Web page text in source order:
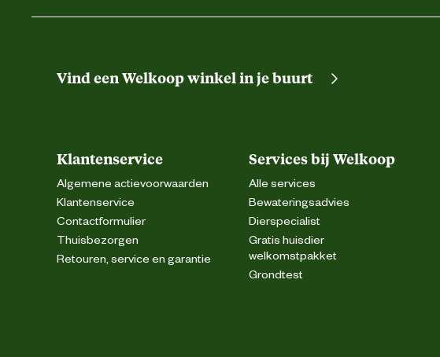
Vind een Welkoop winkel in je buurt
Klantenservice
Algemene actievoorwaarden
Klantenservice
Contactformulier
Thuisbezorgen
Retouren, service en garantie
Services bij Welkoop
Alle services
Bewateringsadvies
Dierspecialist
Gratis huisdier
welkomstpakket
Grondtest